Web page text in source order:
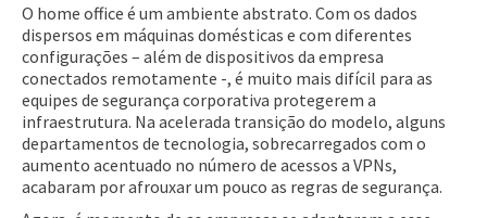
O home office é um ambiente abstrato. Com os dados
dispersos em máquinas domésticas e com diferentes
configurações – além de dispositivos da empresa
conectados remotamente -, é muito mais difícil para as
equipes de segurança corporativa protegerem a
infraestrutura. Na acelerada transição do modelo, alguns
departamentos de tecnologia, sobrecarregados com o
aumento acentuado no número de acessos a VPNs,
acabaram por afrouxar um pouco as regras de segurança.